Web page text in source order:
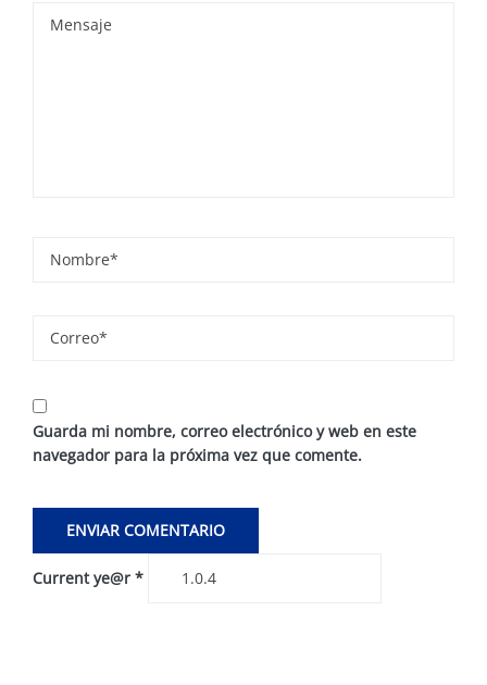
Guarda mi nombre, correo electrónico y web en este
navegador para la próxima vez que comente.
Current ye@r *